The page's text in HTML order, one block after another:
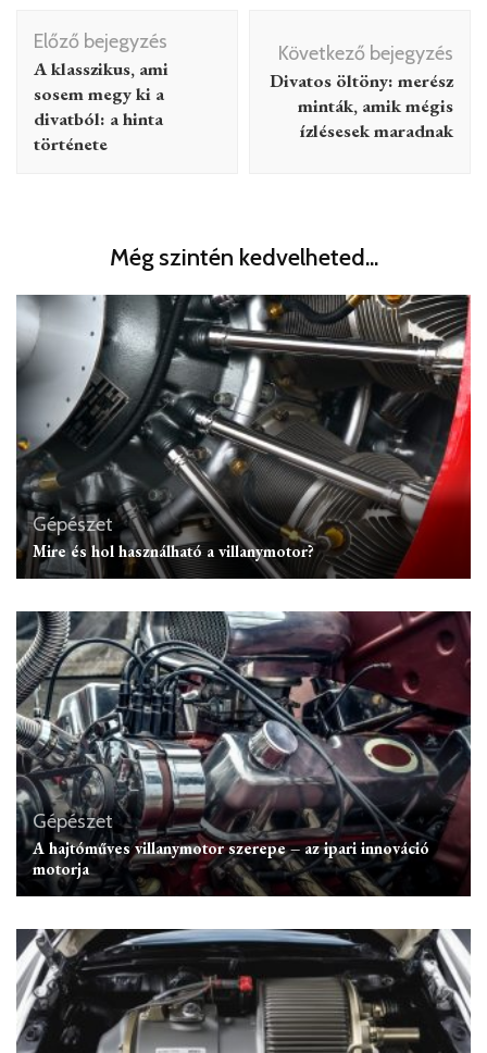
Bejegyzés
navigáció
Előző bejegyzés
A klasszikus, ami
sosem megy ki a
divatból: a hinta
története
Következő bejegyzés
Divatos öltöny: merész
minták, amik mégis
ízlésesek maradnak
Még szintén kedvelheted...
Gépészet
Mire és hol használható a villanymotor?
Gépészet
A hajtóműves villanymotor szerepe – az ipari innováció
motorja